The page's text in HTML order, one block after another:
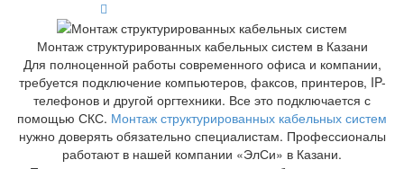
Монтаж структурированных кабельных систем в Казани
Для полноценной работы современного офиса и компании,
требуется подключение компьютеров, факсов, принтеров, IP-
телефонов и другой оргтехники. Все это подключается с
помощью СКС. Монтаж структурированных кабельных систем
нужно доверять обязательно специалистам. Профессионалы
работают в нашей компании «ЭлСи» в Казани.